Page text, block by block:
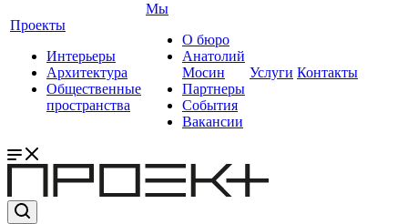
Проекты
Интерьеры
Архитектура
Общественные
пространства
Мы
О бюро
Анатолий
Мосин
Партнеры
События
Вакансии
Услуги Контакты